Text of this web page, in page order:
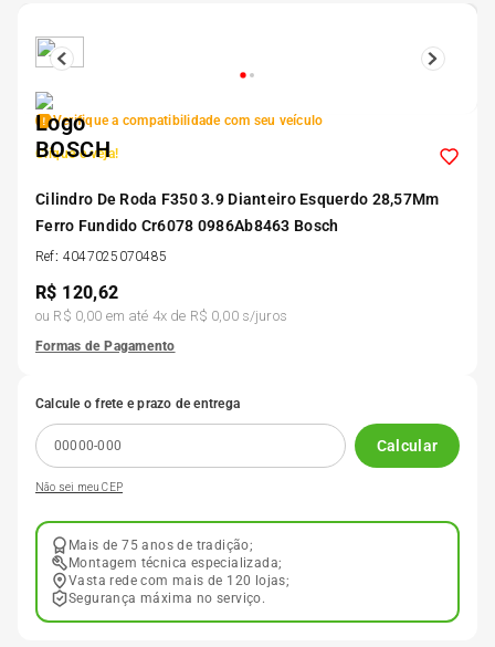
Verifique a compatibilidade com seu veículo
Clique e veja!
Cilindro De Roda F350 3.9 Dianteiro Esquerdo 28,57Mm
Ferro Fundido Cr6078 0986Ab8463 Bosch
Ref: 4047025070485
R$ 120,62
ou R$ 0,00 em até 4x de R$ 0,00s/juros
Formas de Pagamento
Calcule o frete e prazo de entrega
Calcular
Não sei meu CEP
Mais de 75 anos de tradição;
Montagem técnica especializada;
Vasta rede com mais de 120 lojas;
Segurança máxima no serviço.
5º
7
8º 205 55r16
9º Pneu